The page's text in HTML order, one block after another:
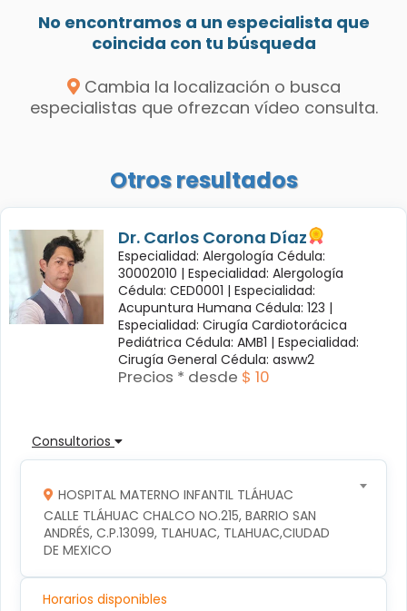
No encontramos a un especialista que
coincida con tu búsqueda
Cambia la localización o busca
especialistas que ofrezcan vídeo consulta.
Otros resultados
Dr. Carlos Corona Díaz
Especialidad: Alergología Cédula:
30002010 | Especialidad: Alergología
Cédula: CED0001 | Especialidad:
Acupuntura Humana Cédula: 123 |
Especialidad: Cirugía Cardiotorácica
Pediátrica Cédula: AMB1 | Especialidad:
Cirugía General Cédula: asww2
Precios * desde $ 10
Consultorios
HOSPITAL MATERNO INFANTIL TLÁHUAC
CALLE TLÁHUAC CHALCO NO.215, BARRIO SAN
ANDRÉS, C.P.13099, TLAHUAC, TLAHUAC,CIUDAD
DE MEXICO
Horarios disponibles